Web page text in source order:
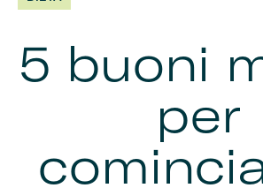
5 buoni
per